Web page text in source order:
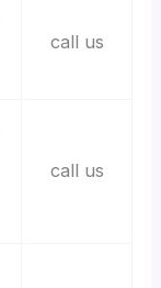
call us
call us